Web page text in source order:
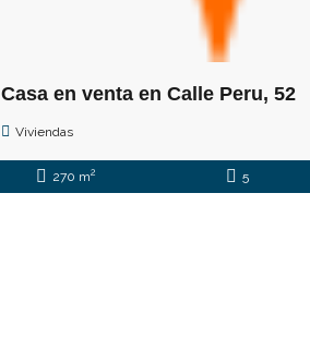
Casa en venta en Calle Peru, 52
Viviendas
270 m2 5